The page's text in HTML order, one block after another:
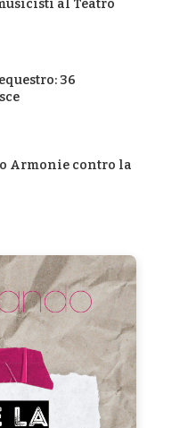
al Teatro
36
Armonie contro la